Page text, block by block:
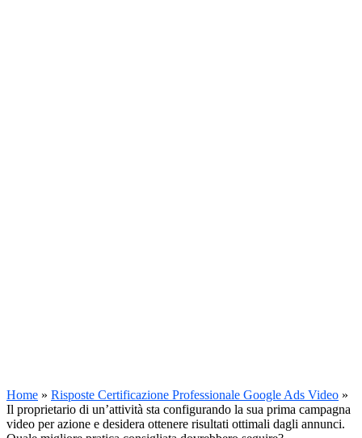
Home » Risposte Certificazione Professionale Google Ads Video »
Il proprietario di un’attività sta configurando la sua prima campagna
video per azione e desidera ottenere risultati ottimali dagli annunci.